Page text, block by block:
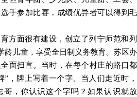
手参加比赛，成绩优异者可以得到毛
方面很有建设，创立了列宁师范和列
龄儿童，享受全日制义务教育。苏区办
面扫盲。当时，在每个村庄的路口都
”，牌上写着一个字。当人们走近时，
哥，你认识这个字吗？如果认识就放